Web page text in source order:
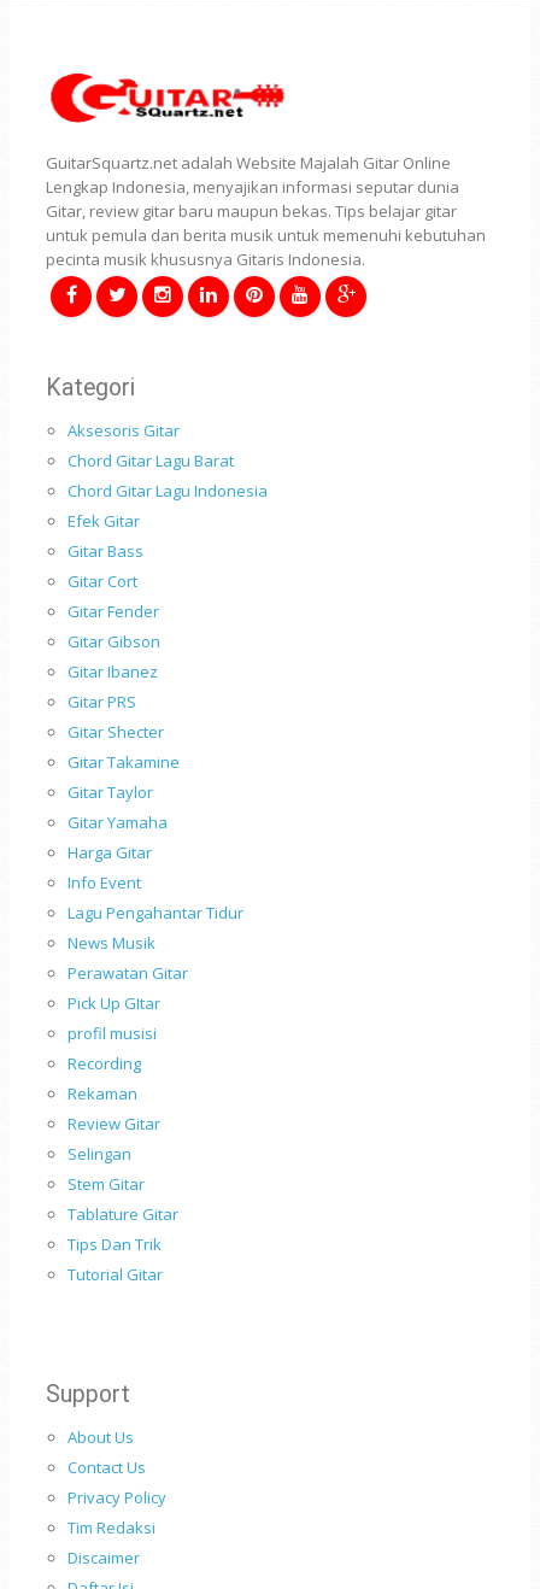
GuitarSquartz.net adalah Website Majalah Gitar Online
Lengkap Indonesia, menyajikan informasi seputar dunia
Gitar, review gitar baru maupun bekas. Tips belajar gitar
untuk pemula dan berita musik untuk memenuhi kebutuhan
pecinta musik khususnya Gitaris Indonesia.
Kategori
Aksesoris Gitar
Chord Gitar Lagu Barat
Chord Gitar Lagu Indonesia
Efek Gitar
Gitar Bass
Gitar Cort
Gitar Fender
Gitar Gibson
Gitar Ibanez
Gitar PRS
Gitar Shecter
Gitar Takamine
Gitar Taylor
Gitar Yamaha
Harga Gitar
Info Event
Lagu Pengahantar Tidur
News Musik
Perawatan Gitar
Pick Up GItar
profil musisi
Recording
Rekaman
Review Gitar
Selingan
Stem Gitar
Tablature Gitar
Tips Dan Trik
Tutorial Gitar
Support
About Us
Contact Us
Privacy Policy
Tim Redaksi
Discaimer